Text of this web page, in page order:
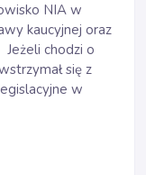
NIA w
kaucyjnej oraz
chodzi o
się z
w